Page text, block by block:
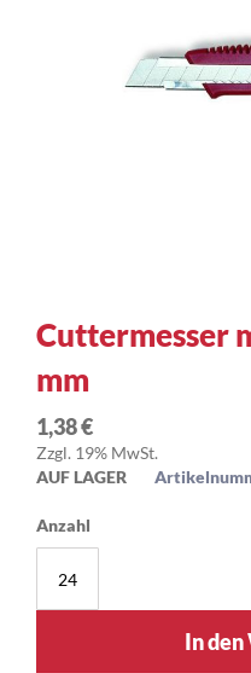
Cuttermesser
mm
1,38 €
Zzgl. 19% MwSt.
AUF LAGER
Anzahl
In
Zum
Anfang
der
Bildergalerie
springen